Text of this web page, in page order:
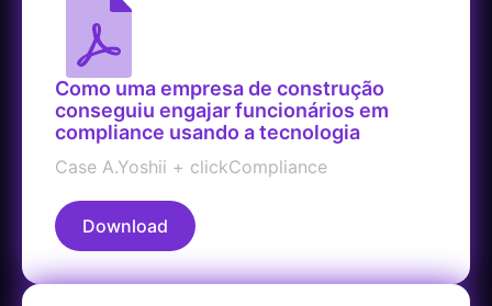
Como uma empresa de construção
conseguiu engajar funcionários em
compliance usando a tecnologia
Case A.Yoshii + clickCompliance
Download